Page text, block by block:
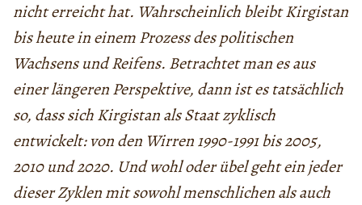
nicht erreicht hat. Wahrscheinlich bleibt Kirgistan
bis heute in einem Prozess des politischen
Wachsens und Reifens. Betrachtet man es aus
einer längeren Perspektive, dann ist es tatsächlich
so, dass sich Kirgistan als Staat zyklisch
entwickelt: von den Wirren 1990-1991 bis 2005,
2010 und 2020. Und wohl oder übel geht ein jeder
dieser Zyklen mit sowohl menschlichen als auch